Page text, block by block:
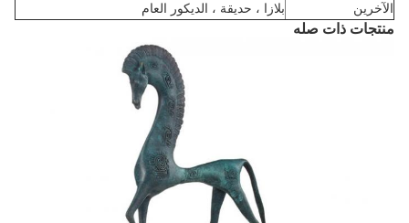
الآخرين
بلازا ، حديقة ، الديكور العام
منتجات ذات صله